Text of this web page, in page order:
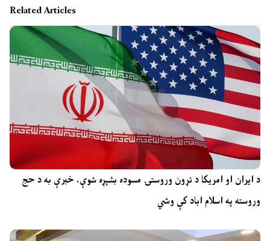
Related Articles
د ایران او امریکا د تړون وروستۍ مسوده بشپړه شوې، خبرې به د حج
وروسته په اسلام اباد کې وشي